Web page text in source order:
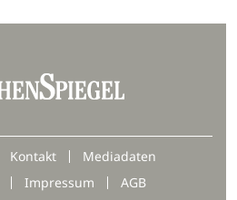
Kontakt
Mediadaten
Impressum
AGB